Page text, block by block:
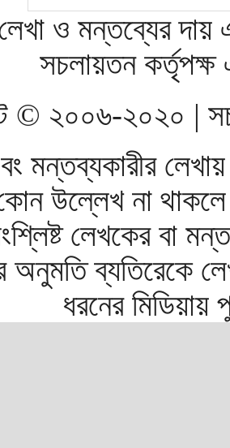
ও মন্তব্যের দায়
সচলায়তন
© ২০০৬-২০২০ |
মন্তব্যকারীর
উল্লেখ না
লেখকের বা
অনুমতি ব্যতিরেকে
ধরনের মিডিয়ায়